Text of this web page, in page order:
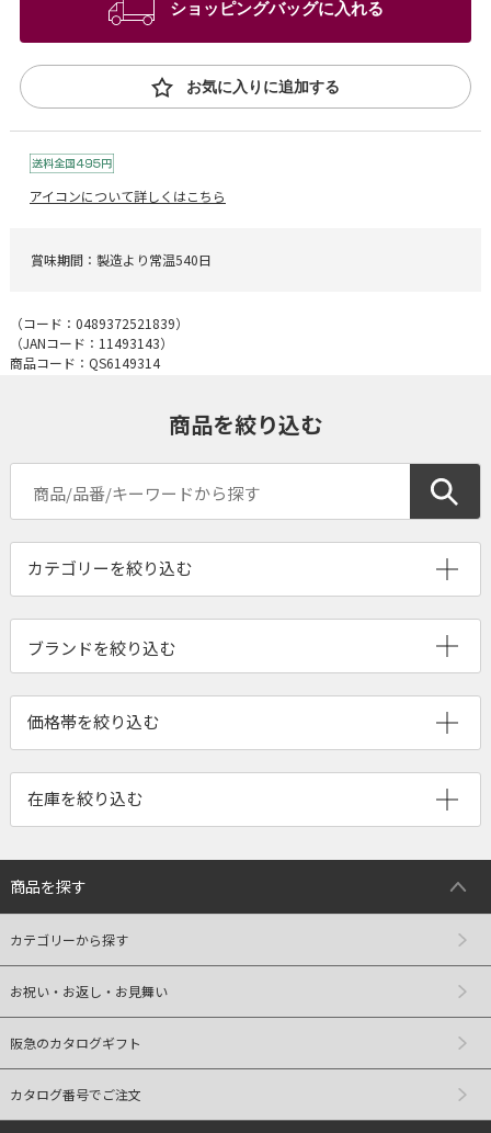
ショッピングバッグに入れる
お気に入りに追加する
アイコンについて詳しくはこちら
賞味期間：製造より常温540日
（コード： 0489372521839）
（JANコード： 11493143）
商品コード：QS6149314
商品を絞り込む
ブランドを絞り込む
商品を探す
カテゴリーから探す
お祝い・お返し・お見舞い
阪急のカタログギフト
カタログ番号でご注文